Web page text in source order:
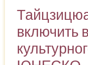
流
水
включить